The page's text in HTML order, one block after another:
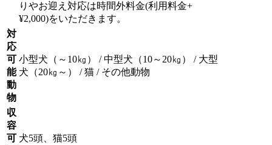
りやお迎え対応は時間外料金(利用料金+
¥2,000)をいただきます。
対
応
可
能
動
物
小型犬（～10㎏） / 中型犬（10～20㎏） / 大型
犬（20㎏～） / 猫 / その他動物
収
容
可 犬5頭、猫5頭